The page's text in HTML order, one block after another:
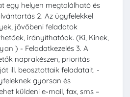
egy helyen megtalálható és
2. Az ügyfelekkel
jövőbeni feladatok
irányíthatóak. (Ki, Kinek,
) - Feladatkezelés 3. A
naprakészen, prioritás
ill. beosztottaik feladatait. -
gyorsan és
küldeni e-mail, fax, sms –